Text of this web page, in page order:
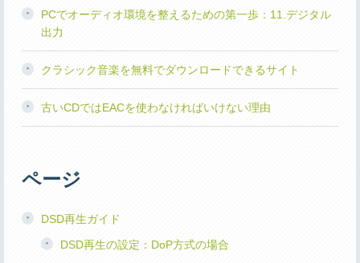
PCでオーディオ環境を整えるための第一歩：11.デジタル
出力
クラシック音楽を無料でダウンロードできるサイト
古いCDではEACを使わなければいけない理由
ページ
DSD再生ガイド
DSD再生の設定：DoP方式の場合